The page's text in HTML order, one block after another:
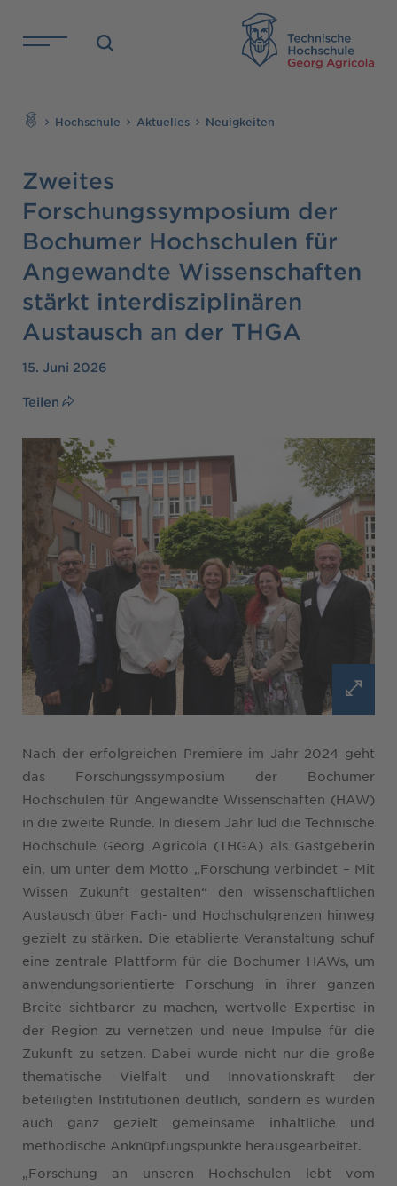
Direkt zu den Inhalten springen
Hochschule Aktuelles Neuigkeiten
Zweites
Forschungssymposium der
Bochumer Hochschulen für
Angewandte Wissenschaften
stärkt interdisziplinären
Austausch an der THGA
15. Juni 2026
Teilen
Nach der erfolgreichen Premiere im Jahr 2024 geht
das Forschungssymposium der Bochumer
Hochschulen für Angewandte Wissenschaften (HAW)
in die zweite Runde. In diesem Jahr lud die Technische
Hochschule Georg Agricola (THGA) als Gastgeberin
ein, um unter dem Motto „Forschung verbindet – Mit
Wissen Zukunft gestalten“ den wissenschaftlichen
Austausch über Fach- und Hochschulgrenzen hinweg
gezielt zu stärken. Die etablierte Veranstaltung schuf
eine zentrale Plattform für die Bochumer HAWs, um
anwendungsorientierte Forschung in ihrer ganzen
Breite sichtbarer zu machen, wertvolle Expertise in
der Region zu vernetzen und neue Impulse für die
Zukunft zu setzen. Dabei wurde nicht nur die große
thematische Vielfalt und Innovationskraft der
beteiligten Institutionen deutlich, sondern es wurden
auch ganz gezielt gemeinsame inhaltliche und
methodische Anknüpfungspunkte herausgearbeitet.
„Forschung an unseren Hochschulen lebt vom